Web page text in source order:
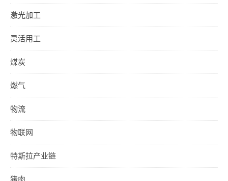
激光加工
灵活用工
煤炭
燃气
物流
物联网
特斯拉产业链
猪肉